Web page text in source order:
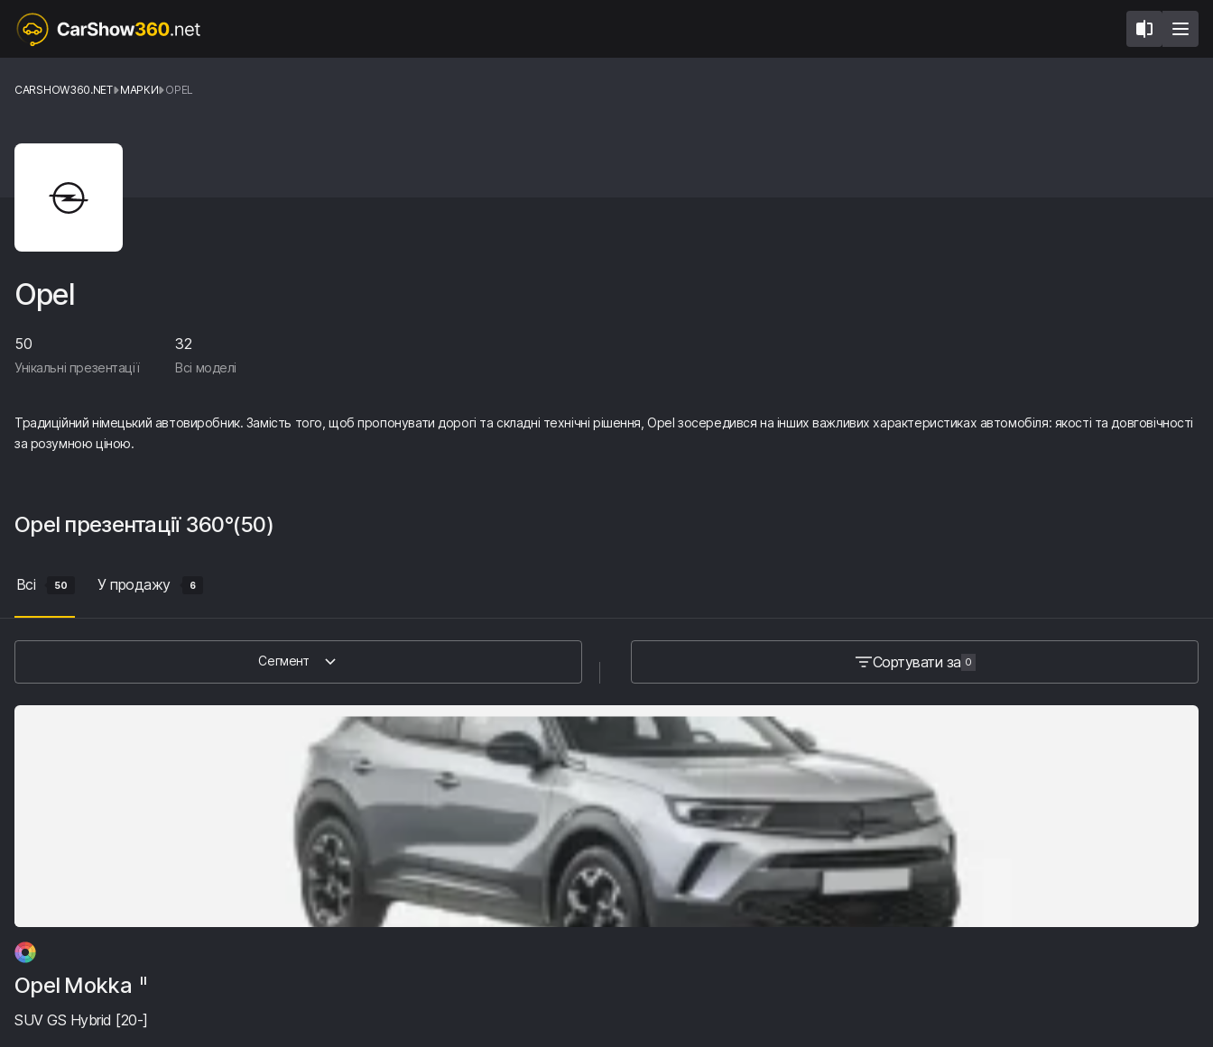
CARSHOW360.NET МАРКИ OPEL
Opel
50
Унікальні презентації
32
Всі моделі
Традиційний німецький автовиробник. Замість того, щоб пропонувати дорогі та складні технічні рішення, Opel зосередився на інших важливих характеристиках автомобіля: якості та довговічності
за розумною ціною.
Opel презентації 360°(50)
Всі 50 У продажу 6
Сегмент Сортувати за 0
Opel Mokka II
SUV GS Hybrid [20-]